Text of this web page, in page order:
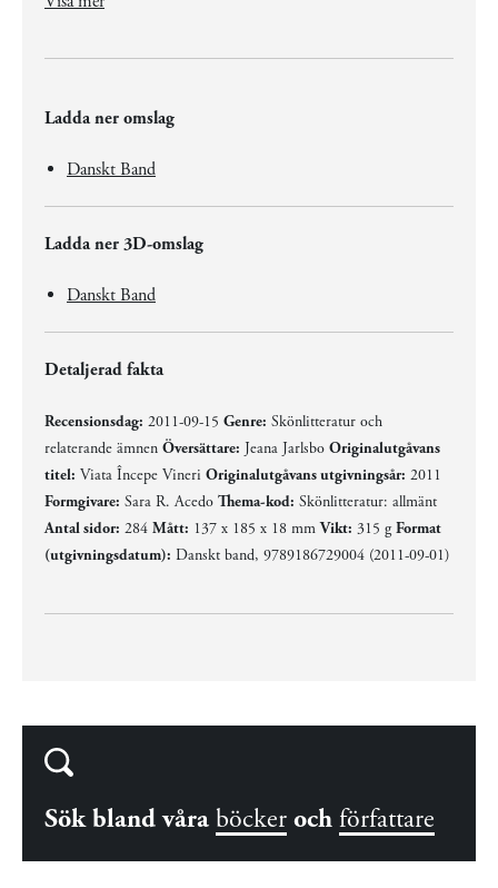
Ladda ner omslag
Danskt Band
Ladda ner 3D-omslag
Danskt Band
Detaljerad fakta
Recensionsdag: 2011-09-15 Genre: Skönlitteratur och
relaterande ämnen Översättare: Jeana Jarlsbo Originalutgåvans
titel: Viata Începe Vineri Originalutgåvans utgivningsår: 2011
Formgivare: Sara R. Acedo Thema-kod: Skönlitteratur: allmänt
Antal sidor: 284 Mått: 137 x 185 x 18 mmVikt: 315 gFormat
(utgivningsdatum): Danskt band, 9789186729004 (2011-09-01)
Sök bland våra böcker och författare